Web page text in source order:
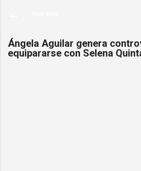
Ángela Aguilar genera
equipararse con Selena